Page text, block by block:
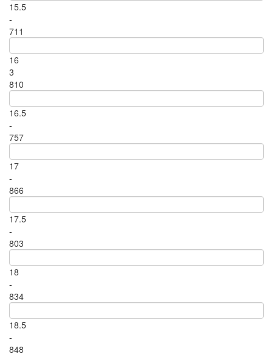
15.5
-
711
16
3
810
16.5
-
757
17
-
866
17.5
-
803
18
-
834
18.5
-
848